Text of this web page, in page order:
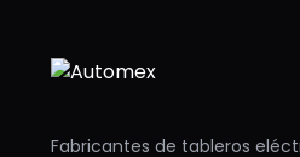
Fabricantes de tableros